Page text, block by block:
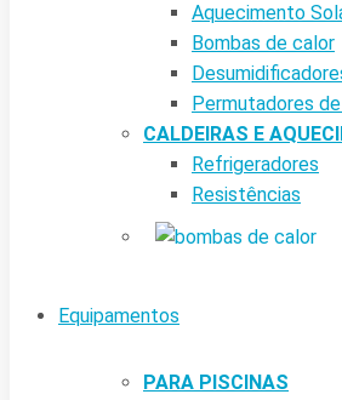
Aquecimento
Bombas de calor
Permutadores
CALDEIRAS E
Refrigeradores
Resistências
Equipamentos
PARA PISCINAS